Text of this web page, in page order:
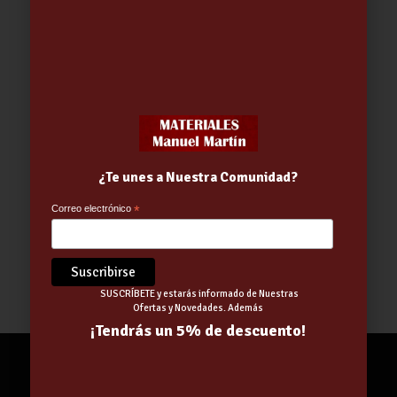
Parka Runway-Easyview alta
visibilidad Amarillo-Azul
41.95€ - 49.43€
¿Te unes a Nuestra Comunidad?
Correo electrónico*
SUSCRÍBETE y estarás informado de Nuestras
Ofertas y Novedades. Además
¡Tendrás un 5% de descuento!